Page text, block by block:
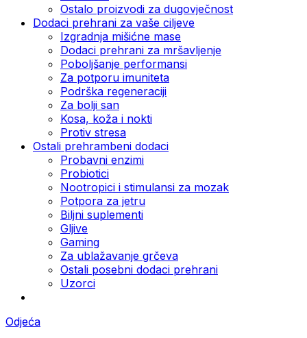
Ostalo proizvodi za dugovječnost
Dodaci prehrani za vaše ciljeve
Izgradnja mišićne mase
Dodaci prehrani za mršavljenje
Poboljšanje performansi
Za potporu imuniteta
Podrška regeneraciji
Za bolji san
Kosa, koža i nokti
Protiv stresa
Ostali prehrambeni dodaci
Probavni enzimi
Probiotici
Nootropici i stimulansi za mozak
Potpora za jetru
Biljni suplementi
Gljive
Gaming
Za ublažavanje grčeva
Ostali posebni dodaci prehrani
Uzorci
Odjeća